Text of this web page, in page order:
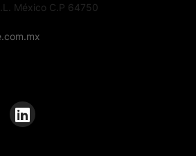
México C.P 64750